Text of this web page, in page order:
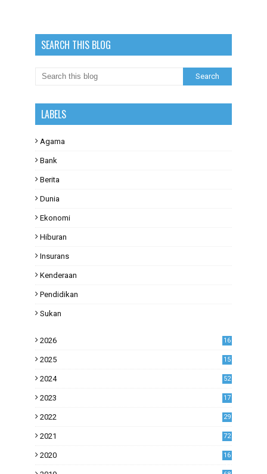
SEARCH THIS BLOG
LABELS
Agama
Bank
Berita
Dunia
Ekonomi
Hiburan
Insurans
Kenderaan
Pendidikan
Sukan
2026 16
2025 15
2024 52
2023
17
2022
29
2021
72
2020
16